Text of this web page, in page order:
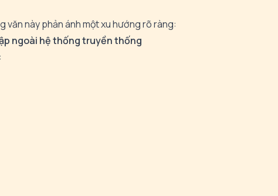
văn này phản ánh một xu hướng rõ ràng:
ngoài hệ thống truyền thống